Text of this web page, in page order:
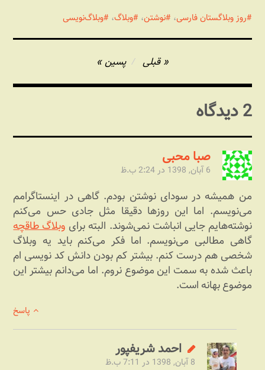
روز وبلاگستان فارسی، نوشتن، وبلاگ، وبلاگ‌نویسی
نوشته
قبلی پسین
2 دیدگاه
صبا محبی
6 آبان, 1398 در 2:24 ب.ظ
من همیشه در سودای نوشتن بودم. گاهی در اینستاگرامم
می‌نویسم. اما این روزها دقیقا مثل جادی حس می‌کنم
نوشته‌هایم جایی انباشت نمی‌شوند. البته برای وبلاگ طاقچه
گاهی مطالبی می‌نویسم. اما فکر می‌کنم باید یه وبلاگ
شخصی هم درست کنم. بیشتر کم بودن دانش کد نویسی ام
باعث شده به سمت این موضوع نروم. اما می‌دانم بیشتر این
موضوع بهانه‌ است.
پاسخ
احمد شریف‎پور
8 آبان, 1398 در 7:11 ب.ظ